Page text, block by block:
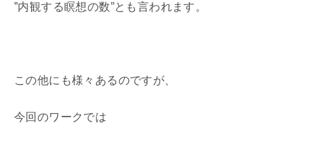
”内観する瞑想の数”とも言われます。
この他にも様々あるのですが、
今回のワークでは